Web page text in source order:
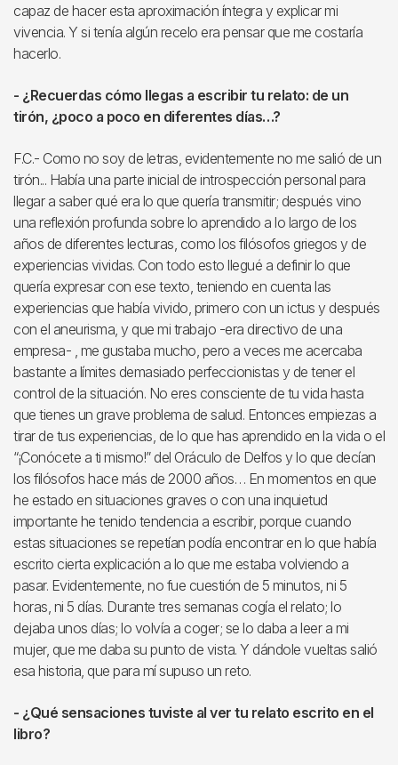
capaz de hacer esta aproximación íntegra y explicar mi
vivencia. Y si tenía algún recelo era pensar que me costaría
hacerlo.
- ¿Recuerdas cómo llegas a escribir tu relato: de un
tirón, ¿poco a poco en diferentes días…?
F.C.- Como no soy de letras, evidentemente no me salió de un
tirón... Había una parte inicial de introspección personal para
llegar a saber qué era lo que quería transmitir; después vino
una reflexión profunda sobre lo aprendido a lo largo de los
años de diferentes lecturas, como los filósofos griegos y de
experiencias vividas. Con todo esto llegué a definir lo que
quería expresar con ese texto, teniendo en cuenta las
experiencias que había vivido, primero con un ictus y después
con el aneurisma, y que mi trabajo -era directivo de una
empresa- , me gustaba mucho, pero a veces me acercaba
bastante a límites demasiado perfeccionistas y de tener el
control de la situación. No eres consciente de tu vida hasta
que tienes un grave problema de salud. Entonces empiezas a
tirar de tus experiencias, de lo que has aprendido en la vida o el
“¡Conócete a ti mismo!” del Oráculo de Delfos y lo que decían
los filósofos hace más de 2000 años… En momentos en que
he estado en situaciones graves o con una inquietud
importante he tenido tendencia a escribir, porque cuando
estas situaciones se repetían podía encontrar en lo que había
escrito cierta explicación a lo que me estaba volviendo a
pasar. Evidentemente, no fue cuestión de 5 minutos, ni 5
horas, ni 5 días. Durante tres semanas cogía el relato; lo
dejaba unos días; lo volvía a coger; se lo daba a leer a mi
mujer, que me daba su punto de vista. Y dándole vueltas salió
esa historia, que para mí supuso un reto.
- ¿Qué sensaciones tuviste al ver tu relato escrito en el
libro?